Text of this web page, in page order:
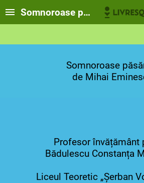
Somnoroase păsărele, de
Somnoroase
de Mihai
Profesor învățământ
Bădulescu Constanța
Liceul Teoretic „Șerban